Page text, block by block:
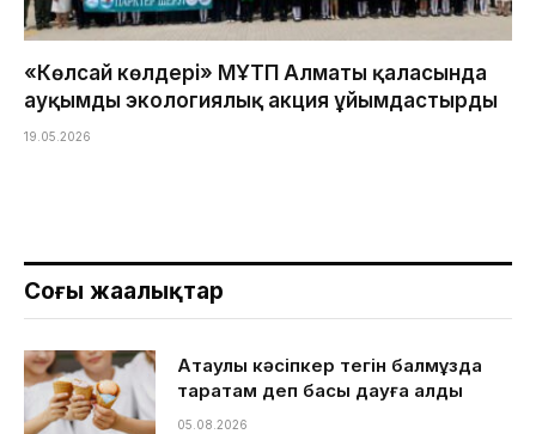
«Көлсай көлдері» МҰТП Алматы қаласында
ауқымды экологиялық акция ұйымдастырды
19.05.2026
Соңғы жаңалықтар
Ақтаулық кәсіпкер тегін балмұздақ
таратам деп басы дауға қалды
05.08.2026